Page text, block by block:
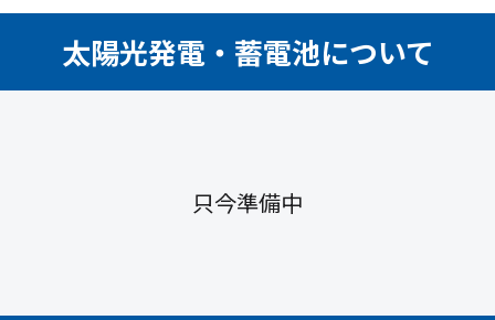
太陽光発電・蓄電池について
只今準備中